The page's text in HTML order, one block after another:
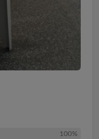
100%